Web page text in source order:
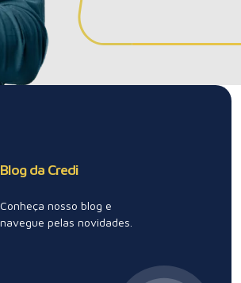
Blog da Credi
Conheça nosso blog e
navegue pelas novidades.